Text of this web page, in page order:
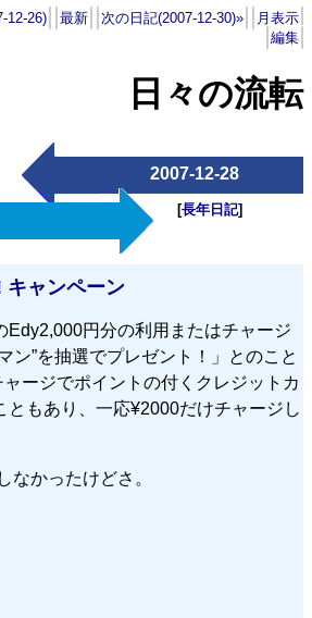
12-26) 最新 次の日記(2007-12-30)»
月表示
編集
日々の流転
2007-12-28
[長年日記]
キャンペーン
Edy2,000円分の利用またはチャージ
ン”を抽選でプレゼント！」とのこと
ージでポイントの付くクレジットカ
ともあり、一応¥2000だけチャージし
なかったけどさ。